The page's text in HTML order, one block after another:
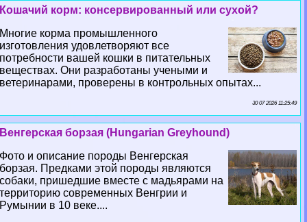
Кошачий корм: консервированный или сухой?
Многие корма промышленного
изготовления удовлетворяют все
потребности вашей кошки в питательных
веществах. Они разработаны учеными и
ветеринарами, проверены в контрольных опытах...
30 07 2026 11:25:49
Венгерская борзая (Hungarian Greyhound)
Фото и описание породы Венгерская
борзая. Предками этой породы являются
собаки, пришедшие вместе с мадьярами на
территорию современных Венгрии и
Румынии в 10 веке....